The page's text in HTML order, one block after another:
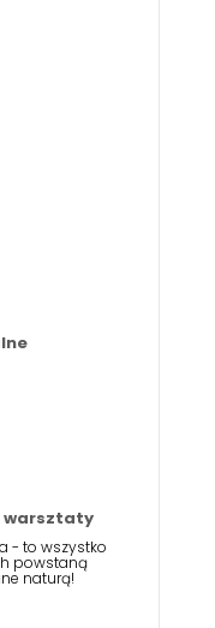
warsztaty
- to wszystko
powstaną
naturą!